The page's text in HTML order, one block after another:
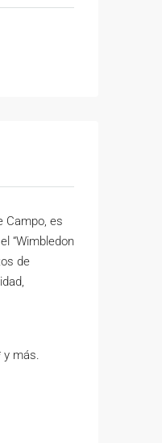
Campo, es
“Wimbledon
de
y más.